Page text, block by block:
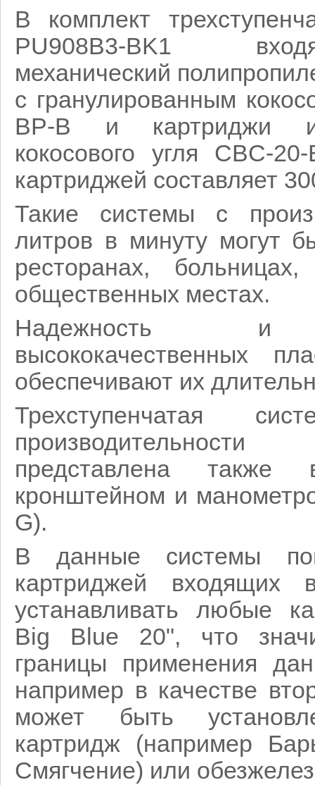
В комплект
PU908B3-BK1
механический
с гранулированным
BP-B и картриджи из
кокосового угля CBC-
картриджей составляет
Такие системы с
литров в минуту могут
ресторанах,
общественных местах.
Надежность и
высококачественных
обеспечивают их
Трехступенчатая
представлена
кронштейном и
G).
В данные системы
картриджей входящих
устанавливать любые
Big Blue 20", что
границы применения
например в качестве
может быть
картридж (например
Смягчение) или